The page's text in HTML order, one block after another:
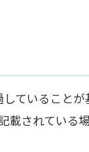
ていること
載されている